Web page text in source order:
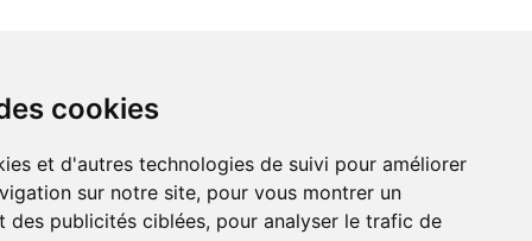
cookies
et d'autres technologies de suivi pour améliorer
sur notre site, pour vous montrer un
des publicités ciblées, pour analyser le trafic de